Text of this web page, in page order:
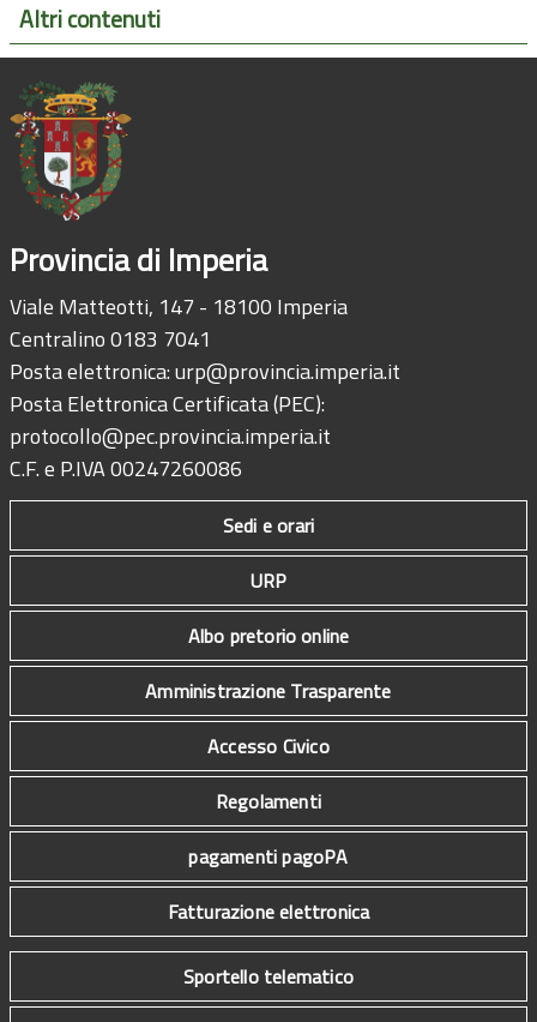
Altri contenuti
Provincia di Imperia
Viale Matteotti, 147 - 18100 Imperia
Centralino 0183 7041
Posta elettronica:urp@provincia.imperia.it
Posta Elettronica Certificata (PEC):
protocollo@pec.provincia.imperia.it
C.F. e P.IVA 00247260086
Sedi e orari
URP
Albo pretorio online
Amministrazione Trasparente
Accesso Civico
Regolamenti
pagamenti pagoPA
Fatturazione elettronica
Sportello telematico